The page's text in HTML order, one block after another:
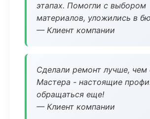
этапах. Помогли с выбором
материалов, уложились в
— Клиент компании
Сделали ремонт лучше,
Мастера - настоящие
обращаться еще!
— Клиент компании